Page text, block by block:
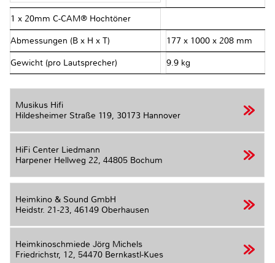
1 x 20mm C-CAM® Hochtöner
Abmessungen (B x H x T) 177 x 1000 x 208 mm
Gewicht (pro Lautsprecher) 9.9 kg
Musikus Hifi
Hildesheimer Straße 119, 30173 Hannover
HiFi Center Liedmann
Harpener Hellweg 22, 44805 Bochum
Heimkino & Sound GmbH
Heidstr. 21-23, 46149 Oberhausen
Heimkinoschmiede Jörg Michels
Friedrichstr, 12, 54470 Bernkastl-Kues